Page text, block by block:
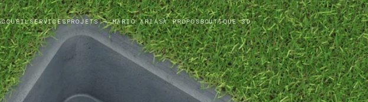
SERVICESPROJETS — MARIO ARIASÀ PROPOSBOUTIQUE 3D